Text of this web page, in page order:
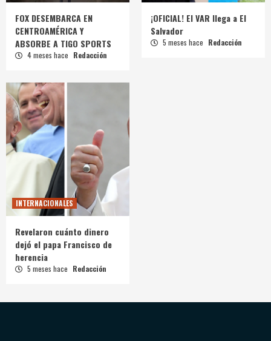
FOX DESEMBARCA EN
CENTROAMÉRICA Y
ABSORBE A TIGO SPORTS
4 meses hace Redacción
¡OFICIAL! El VAR llega a El
Salvador
5 meses hace Redacción
INTERNACIONALES
Revelaron cuánto dinero
dejó el papa Francisco de
herencia
5 meses hace Redacción